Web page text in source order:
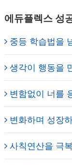
에듀플렉스 성
중등 학습법을 넘어 고
생각이 행동을 만
변함없이 너를 응원해 –
변화하며 성장하는
사칙연산을 극복하고 수리 논